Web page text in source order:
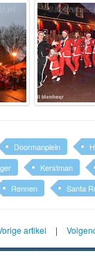
Doormanplein
Kerstman
Rennen Santa
artikel |